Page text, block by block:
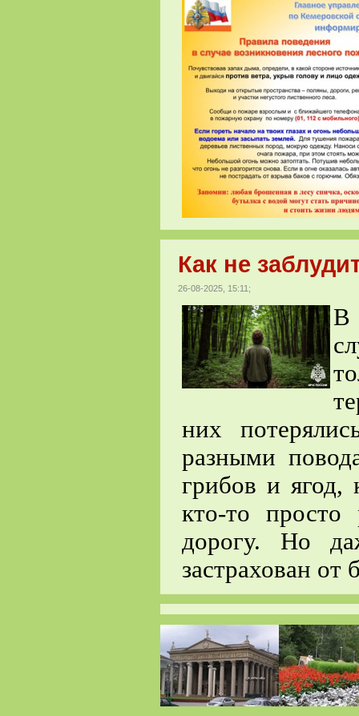
Как не
26-08-2025, 15:11;
В
них
разными
грибов и ягод,
кто-то просто
дорогу. Но
застрахован от